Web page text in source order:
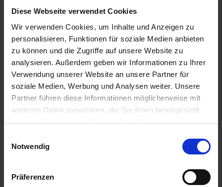
Diese Webseite verwendet Cookies
Wir verwenden Cookies, um Inhalte und Anzeigen zu
personalisieren, Funktionen für soziale Medien anbieten
zu können und die Zugriffe auf unsere Website zu
analysieren. Außerdem geben wir Informationen zu Ihrer
Verwendung unserer Website an unsere Partner für
soziale Medien, Werbung und Analysen weiter. Unsere
Partner führen diese Informationen möglicherweise mit
weiteren Daten zusammen, die Sie ihnen bereitgestellt
haben oder die sie im Rahmen Ihrer Nutzung der Dienste
Cookies, wenn Sie unsere Webseite weiterhin nutzen.
Notwendig
Präferenzen
100,00 €
zzgl. Versandkosten
Sofort versandfertig, Lieferzeit ca. 2-4 Werktage innerhalb
Deutschlands
Warenkorb
Merken Bewerten
Artikel Nr.: 7198100
Die Geschenkidee für jeden BMW 2V Boxer Enthusiasten.